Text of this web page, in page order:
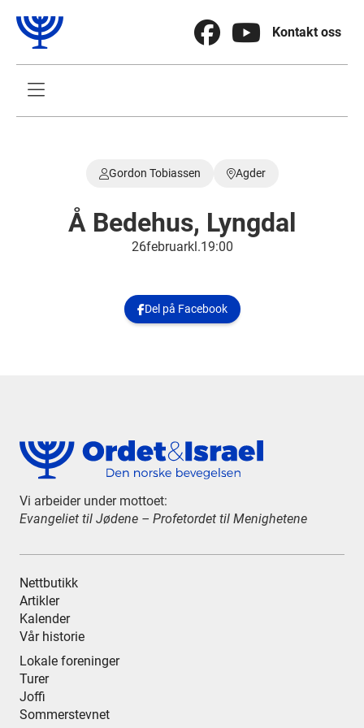
  Kontakt oss

Gordon Tobiassen Agder
Å Bedehus, Lyngdal
26.februarkl.19:00
Del på Facebook
Vi arbeider under mottoet:
Evangeliet til Jødene – Profetordet til Menighetene
Nettbutikk
Artikler
Kalender
Vår historie
Lokale foreninger
Turer
Joffi
Sommerstevnet